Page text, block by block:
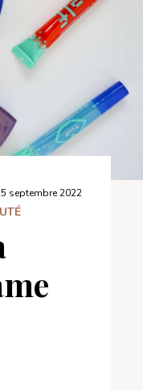
septembre 2022